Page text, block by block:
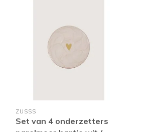
ZUSSS
Set van 4 onderzetters